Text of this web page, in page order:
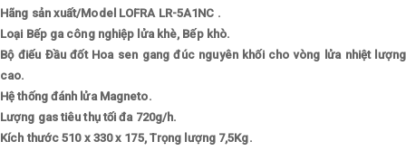
Hãng sản xuất/Model LOFRA LR-5A1NC .
Loại Bếp ga công nghiệp lửa khè, Bếp khò.
Bộ điếu Đầu đốt Hoa sen gang đúc nguyên khối cho vòng lửa nhiệt lượng
cao.
Hệ thống đánh lửa Magneto.
Lượng gas tiêu thụ tối đa 720g/h.
Kích thước 510 x 330 x 175, Trọng lượng 7,5Kg.